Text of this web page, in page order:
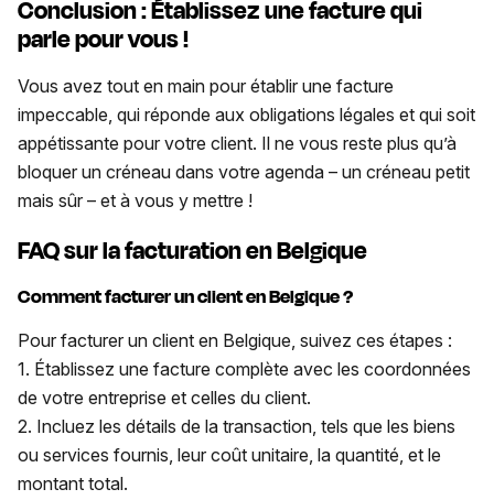
Conclusion : Établissez une facture qui
parle pour vous !
Vous avez tout en main pour établir une facture
impeccable, qui réponde aux obligations légales et qui soit
appétissante pour votre client. Il ne vous reste plus qu’à
bloquer un créneau dans votre agenda – un créneau petit
mais sûr – et à vous y mettre !
FAQ sur la facturation en Belgique
Comment facturer un client en Belgique ?
Pour facturer un client en Belgique, suivez ces étapes :
1. Établissez une facture complète avec les coordonnées
de votre entreprise et celles du client.
2. Incluez les détails de la transaction, tels que les biens
ou services fournis, leur coût unitaire, la quantité, et le
montant total.